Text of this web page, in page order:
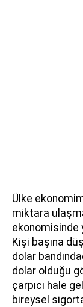
Ülke
miktara
ekonomisinde
Kişi başına
dolar
dolar olduğu
çarpıcı hale
bireysel